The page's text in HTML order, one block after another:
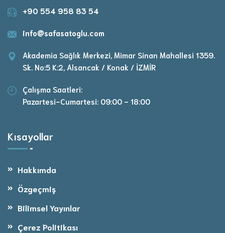
+90 554 958 83 54
info@safasatoglu.com
Akademia Sağlık Merkezi, Mimar Sinan Mahallesi 1359.
Sk. No:5 K:2, Alsancak / Konak / İZMİR
Çalışma Saatleri:
Pazartesi-Cumartesi: 09:00 - 18:00
Kısayollar
Hakkımda
Özgeçmiş
Bilimsel Yayınlar
Çerez Politikası